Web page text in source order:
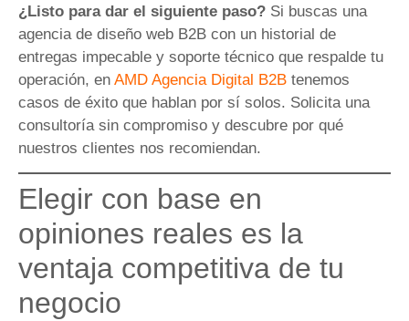
¿Listo para dar el siguiente paso? Si buscas una
agencia de diseño web B2B con un historial de
entregas impecable y soporte técnico que respalde tu
operación, en AMD Agencia Digital B2B tenemos
casos de éxito que hablan por sí solos. Solicita una
consultoría sin compromiso y descubre por qué
nuestros clientes nos recomiendan.
Elegir con base en
opiniones reales es la
ventaja competitiva de tu
negocio